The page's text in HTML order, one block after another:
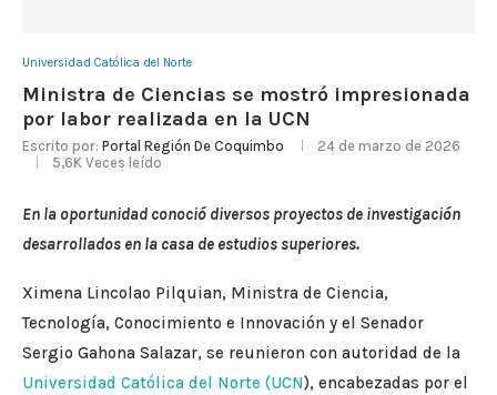
Universidad Católica del Norte
Ministra de Ciencias se mostró impresionada
por labor realizada en la UCN
Escrito por: Portal Región De Coquimbo
24 de marzo de 2026
5,6K Veces leído
En la oportunidad conoció diversos proyectos de investigación
desarrollados en la casa de estudios superiores.
Ximena Lincolao Pilquian, Ministra de Ciencia,
Tecnología, Conocimiento e Innovación y el Senador
Sergio Gahona Salazar, se reunieron con autoridad de la
Universidad Católica del Norte (UCN), encabezadas por el